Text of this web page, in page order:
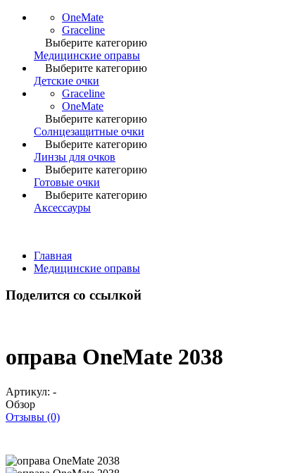
OneMate
Graceline
Выберите категорию
Медицинские оправы
Выберите категорию
Детские очки
Graceline
OneMate
Выберите категорию
Солнцезащитные очки
Выберите категорию
Линзы для очков
Выберите категорию
Готовые очки
Выберите категорию
Аксессауры
Главная
Медицинские оправы
Поделится со ссылкой
оправа OneMate 2038
Артикул: -
Обзор
Отзывы (0)